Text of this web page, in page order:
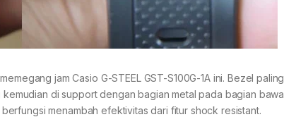
jam Casio G-STEEL GST-S100G-1A ini. Bezel
di support dengan bagian metal pada bagian
menambah efektivitas dari fitur shock resistant.